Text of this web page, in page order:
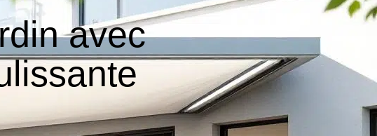
avec